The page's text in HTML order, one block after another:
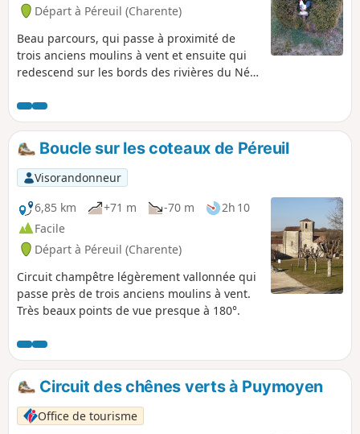
Départ à Péreuil (Charente)
Beau parcours, qui passe à proximité de
trois anciens moulins à vent et ensuite qui
redescend sur les bords des rivières du Né
eau. Ensuite, le parcours remonte dans les
vignes pour redescendre encore sur le bord
du Né. Circuit vallonné et avec de beaux
points de vue.
Boucle sur les coteaux de Péreuil
Visorandonneur
6,85 km
+71 m -70 m
2h 10
Facile
Départ à Péreuil (Charente)
Circuit champêtre légèrement vallonnée qui
passe près de trois anciens moulins à vent.
Très beaux points de vue presque à 180°.
Circuit des chênes verts à Puymoyen
Office de tourisme